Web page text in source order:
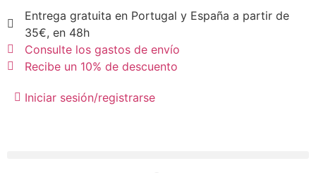
Entrega gratuita en Portugal y España a partir de
35€, en 48h
Consulte los gastos de envío
Recibe un 10% de descuento
Iniciar sesión/registrarse